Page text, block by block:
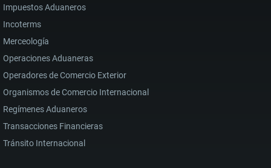
Impuestos Aduaneros
Incoterms
Merceología
Operaciones Aduaneras
Operadores de Comercio Exterior
Organismos de Comercio Internacional
Regímenes Aduaneros
Transacciones Financieras
Tránsito Internacional